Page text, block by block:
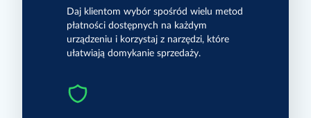
Daj klientom wybór spośród wielu metod
płatności dostępnych na każdym
urządzeniu i korzystaj z narzędzi, które
ułatwiają domykanie sprzedaży.